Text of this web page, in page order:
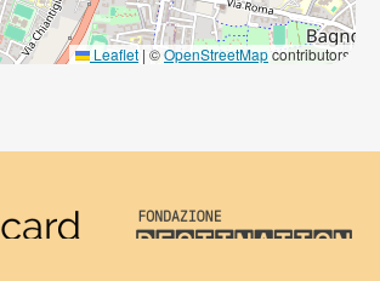
Leaflet | ©OpenStreetMapcontributors
Destination